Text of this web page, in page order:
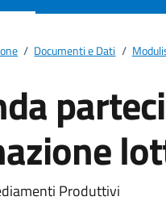
/ Documenti e Dati /
Produttivi